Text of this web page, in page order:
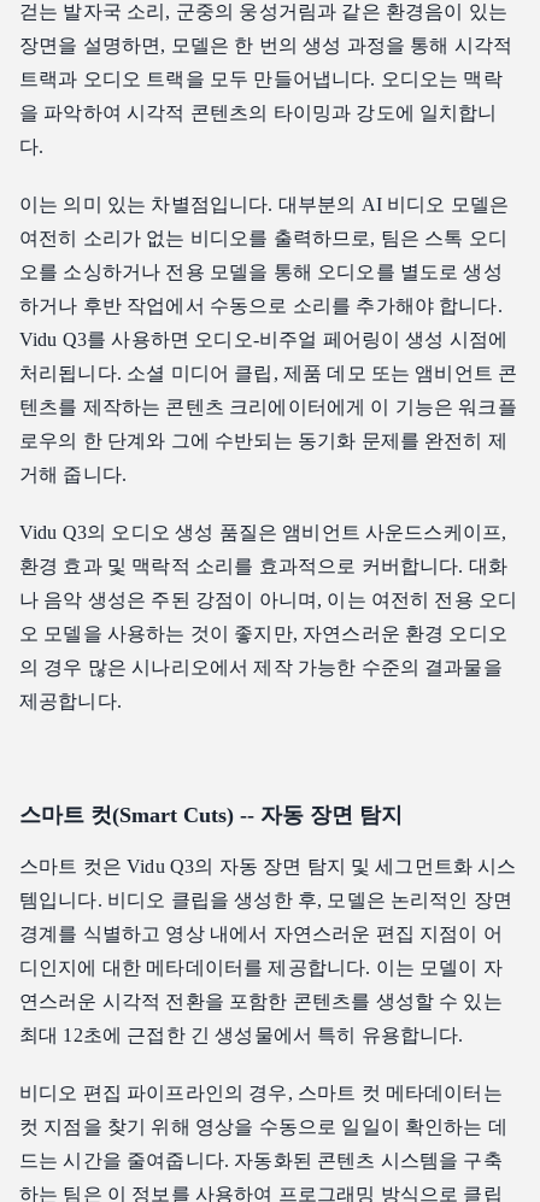
걷는 발자국 소리, 군중의 웅성거림과 같은 환경음이 있는
장면을 설명하면, 모델은 한 번의 생성 과정을 통해 시각적
트랙과 오디오 트랙을 모두 만들어냅니다. 오디오는 맥락
을 파악하여 시각적 콘텐츠의 타이밍과 강도에 일치합니
다.
이는 의미 있는 차별점입니다. 대부분의 AI 비디오 모델은
여전히 소리가 없는 비디오를 출력하므로, 팀은 스톡 오디
오를 소싱하거나 전용 모델을 통해 오디오를 별도로 생성
하거나 후반 작업에서 수동으로 소리를 추가해야 합니다.
Vidu Q3를 사용하면 오디오-비주얼 페어링이 생성 시점에
처리됩니다. 소셜 미디어 클립, 제품 데모 또는 앰비언트 콘
텐츠를 제작하는 콘텐츠 크리에이터에게 이 기능은 워크플
로우의 한 단계와 그에 수반되는 동기화 문제를 완전히 제
거해 줍니다.
Vidu Q3의 오디오 생성 품질은 앰비언트 사운드스케이프,
환경 효과 및 맥락적 소리를 효과적으로 커버합니다. 대화
나 음악 생성은 주된 강점이 아니며, 이는 여전히 전용 오디
오 모델을 사용하는 것이 좋지만, 자연스러운 환경 오디오
의 경우 많은 시나리오에서 제작 가능한 수준의 결과물을
제공합니다.
스마트 컷(Smart Cuts) -- 자동 장면 탐지
스마트 컷은 Vidu Q3의 자동 장면 탐지 및 세그먼트화 시스
템입니다. 비디오 클립을 생성한 후, 모델은 논리적인 장면
경계를 식별하고 영상 내에서 자연스러운 편집 지점이 어
디인지에 대한 메타데이터를 제공합니다. 이는 모델이 자
연스러운 시각적 전환을 포함한 콘텐츠를 생성할 수 있는
최대 12초에 근접한 긴 생성물에서 특히 유용합니다.
비디오 편집 파이프라인의 경우, 스마트 컷 메타데이터는
컷 지점을 찾기 위해 영상을 수동으로 일일이 확인하는 데
드는 시간을 줄여줍니다. 자동화된 콘텐츠 시스템을 구축
하는 팀은 이 정보를 사용하여 프로그래밍 방식으로 클립